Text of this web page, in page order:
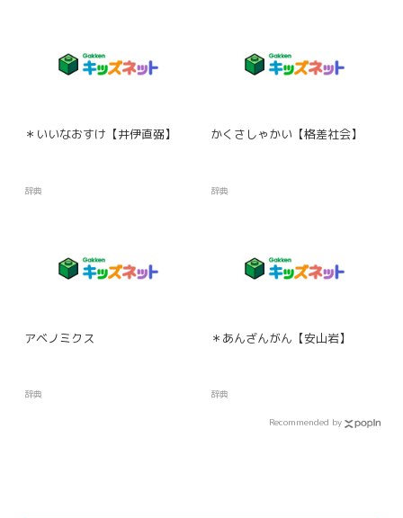
＊いいなおすけ【井伊直弼】
辞典
かくさしゃかい【格差社会】
辞典
アベノミクス
辞典
＊あんざんがん【安山岩】
辞典
Recommended by